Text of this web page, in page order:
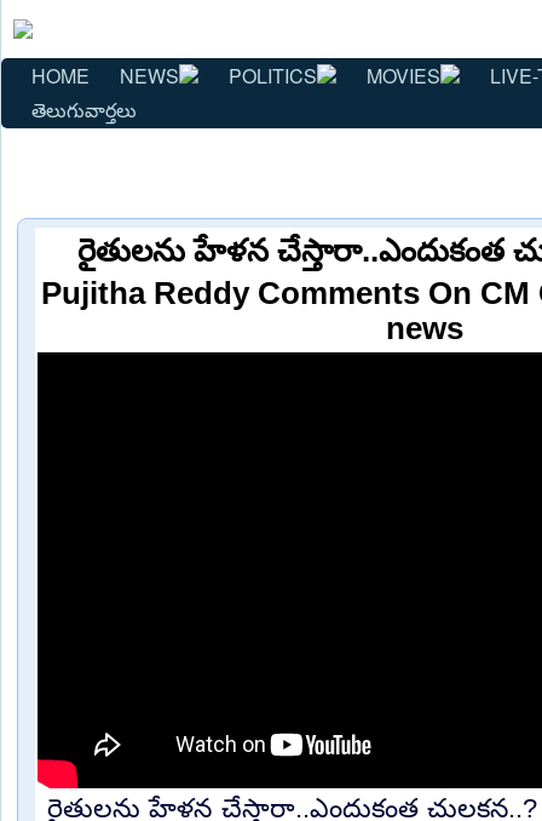
HOME NEWS POLITICS MOVIES
తెలుగువార్తలు
రైతులను హేళన చేస్తారా..ఎందుకంత
Pujitha Reddy Comments On
news
రైతులను హేళన చేస్తారా..ఎందుకంత చులకన..?